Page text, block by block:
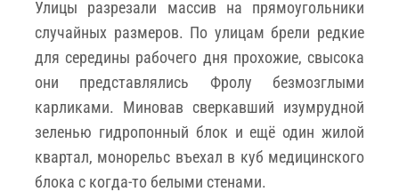
Улицы разрезали массив на прямоугольники
случайных размеров. По улицам брели редкие
для середины рабочего дня прохожие, свысока
они представлялись Фролу безмозглыми
карликами. Миновав сверкавший изумрудной
зеленью гидропонный блок и ещё один жилой
квартал, монорельс въехал в куб медицинского
блока с когда-то белыми стенами.